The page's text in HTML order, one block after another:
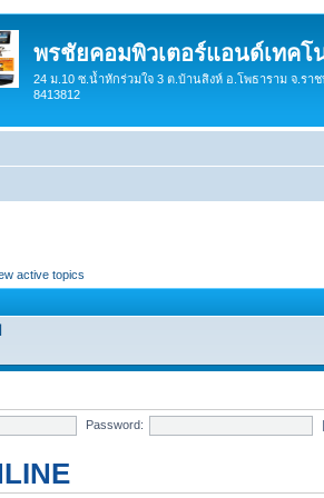
พรชัยคอมพิวเตอร์แอนด์เทคโ
24 ม.10 ซ.น้ำหักร่วมใจ 3 ต.บ้านสิงห์ อ.โพธาราม จ.รา
8413812
active topics
Password: